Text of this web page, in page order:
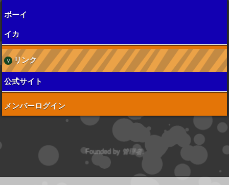
ボーイ
イカ
リンク
公式サイト
メンバーログイン
Founded by 管理者.